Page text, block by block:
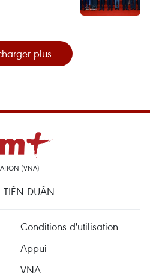
plus
(VNA)
DUÂN
Conditions d'utilisation
Appui
VNA